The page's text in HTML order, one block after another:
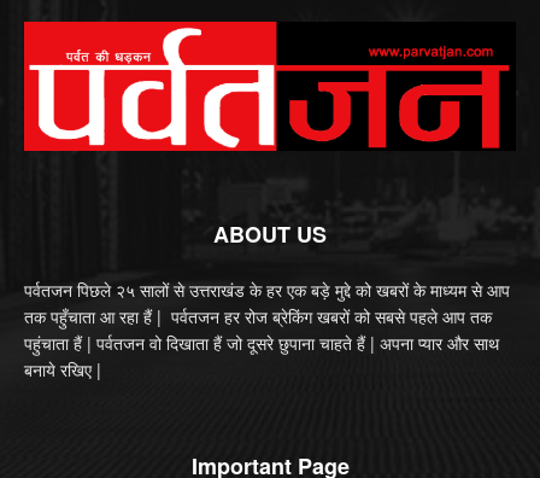
ABOUT US
पर्वतजन पिछले २५ सालों से उत्तराखंड के हर एक बड़े मुद्दे को खबरों के माध्यम से आप
तक पहुँचाता आ रहा हैं | पर्वतजन हर रोज ब्रेकिंग खबरों को सबसे पहले आप तक
पहुंचाता हैं | पर्वतजन वो दिखाता हैं जो दूसरे छुपाना चाहते हैं | अपना प्यार और साथ
बनाये रखिए |
Important Page